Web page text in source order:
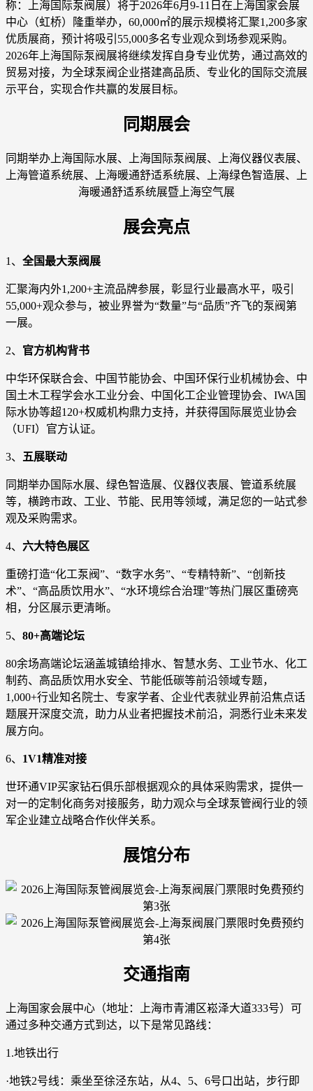
称：上海国际泵阀展）将于2026年6月9-11日在上海国家会展
中心（虹桥）隆重举办，60,000㎡的展示规模将汇聚1,200多家
优质展商，预计将吸引55,000多名专业观众到场参观采购。
2026年上海国际泵阀展将继续发挥自身专业优势，通过高效的
贸易对接，为全球泵阀企业搭建高品质、专业化的国际交流展
示平台，实现合作共赢的发展目标。
同期展会
同期举办上海国际水展、上海国际泵阀展、上海仪器仪表展、
上海管道系统展、上海暖通舒适系统展、上海绿色智造展、上
海暖通舒适系统展暨上海空气展
展会亮点
1、 全国最大泵阀展
汇聚海内外1,200+主流品牌参展，彰显行业最高水平，吸引
55,000+观众参与，被业界誉为“数量”与“品质”齐飞的泵阀第
一展。
2、 官方机构背书
中华环保联合会、中国节能协会、中国环保行业机械协会、中
国土木工程学会水工业分会、中国化工企业管理协会、IWA国
际水协等超120+权威机构鼎力支持，并获得国际展览业协会
（UFI）官方认证。
3、 五展联动
同期举办国际水展、绿色智造展、仪器仪表展、管道系统展
等，横跨市政、工业、节能、民用等领域，满足您的一站式参
观及采购需求。
4、 六大特色展区
重磅打造“化工泵阀”、“数字水务”、“专精特新”、“创新技
术”、“高品质饮用水”、“水环境综合治理”等热门展区重磅亮
相，分区展示更清晰。
5、 80+高端论坛
80余场高端论坛涵盖城镇给排水、智慧水务、工业节水、化工
制药、高品质饮用水安全、节能低碳等前沿领域专题，
1,000+行业知名院士、专家学者、企业代表就业界前沿焦点话
题展开深度交流，助力从业者把握技术前沿，洞悉行业未来发
展方向。
6、 1V1精准对接
世环通VIP买家钻石俱乐部根据观众的具体采购需求，提供一
对一的定制化商务对接服务，助力观众与全球泵管阀行业的领
军企业建立战略合作伙伴关系。
展馆分布
交通指南
上海国家会展中心（地址：上海市青浦区崧泽大道333号）可
通过多种交通方式到达，以下是常见路线：
1.地铁出行
·地铁2号线：乘坐至徐泾东站，从4、5、6号口出站，步行即